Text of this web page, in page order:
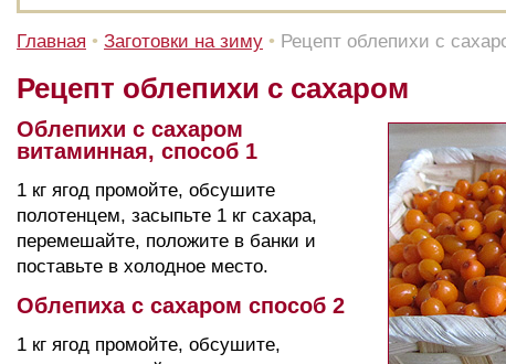
Главная • Заготовки на зиму • Рецепт облепихи с
Рецепт облепихи с сахаром
Облепихи с сахаром
витаминная, способ 1
1 кг ягод промойте, обсушите
полотенцем, засыпьте 1 кг сахара,
перемешайте, положите в банки и
поставьте в холодное место.
Облепиха с сахаром способ 2
1 кг ягод промойте, обсушите,